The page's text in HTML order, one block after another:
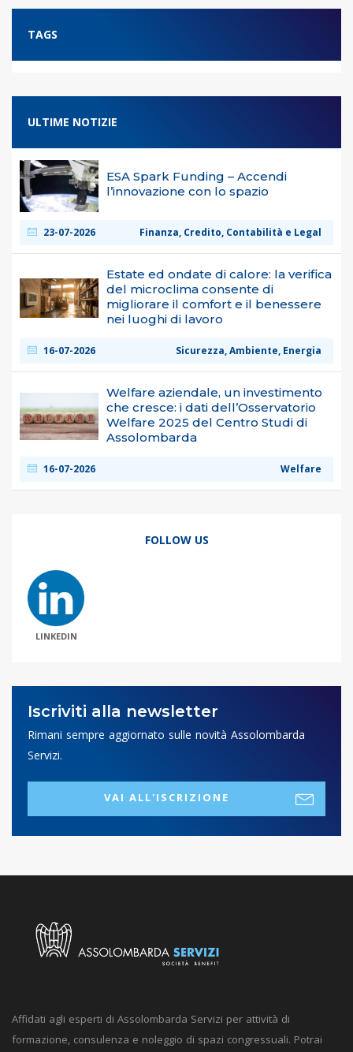
TAGS
ULTIME NOTIZIE
ESA Spark Funding – Accendi
l’innovazione con lo spazio
23-07-2026 Finanza, Credito, Contabilità e Legal
Estate ed ondate di calore: la verifica
del microclima consente di
migliorare il comfort e il benessere
nei luoghi di lavoro
16-07-2026 Sicurezza, Ambiente, Energia
Welfare aziendale, un investimento
che cresce: i dati dell’Osservatorio
Welfare 2025 del Centro Studi di
Assolombarda
16-07-2026 Welfare
FOLLOW US
LINKEDIN
Iscriviti alla newsletter
Rimani sempre aggiornato sulle novità Assolombarda
Servizi.
VAI ALL'ISCRIZIONE
Affidati agli esperti di Assolombarda Servizi per attività di
formazione, consulenza e noleggio di spazi congressuali. Potrai